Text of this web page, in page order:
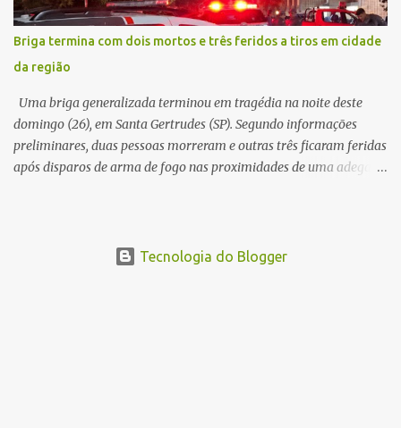
link, orientando a vítima a acessá-lo pelo computador para
concluir a suposta atualização cadastral. Após realizar o
procedimento, a conta bancária ficou bloqueada por algumas
horas. Sem conseguir acessar o sistema, a vítima tentou
novamente contato com o suposto gerente, mas não obteve
resposta. Na segunda-fe...
Briga termina com dois mortos e três feridos a tiros em cidade
da região
Uma briga generalizada terminou em tragédia na noite deste
domingo (26), em Santa Gertrudes (SP). Segundo informações
preliminares, duas pessoas morreram e outras três ficaram feridas
após disparos de arma de fogo nas proximidades de uma adega. O
externa, quando dois homens armados passaram a efetuar
Tecnologia do Blogger